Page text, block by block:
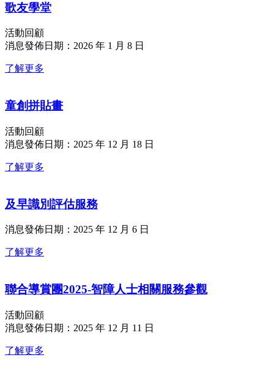
歌友學堂
活動回顧
消息發佈日期：2026 年 1 月 8 日
了解更多
童創拼貼畫
活動回顧
消息發佈日期：2025 年 12 月 18 日
了解更多
及早識別評估服務
消息發佈日期：2025 年 12 月 6 日
了解更多
聯合導賞團2025-智障人士相關服務參觀
活動回顧
消息發佈日期：2025 年 12 月 11 日
了解更多